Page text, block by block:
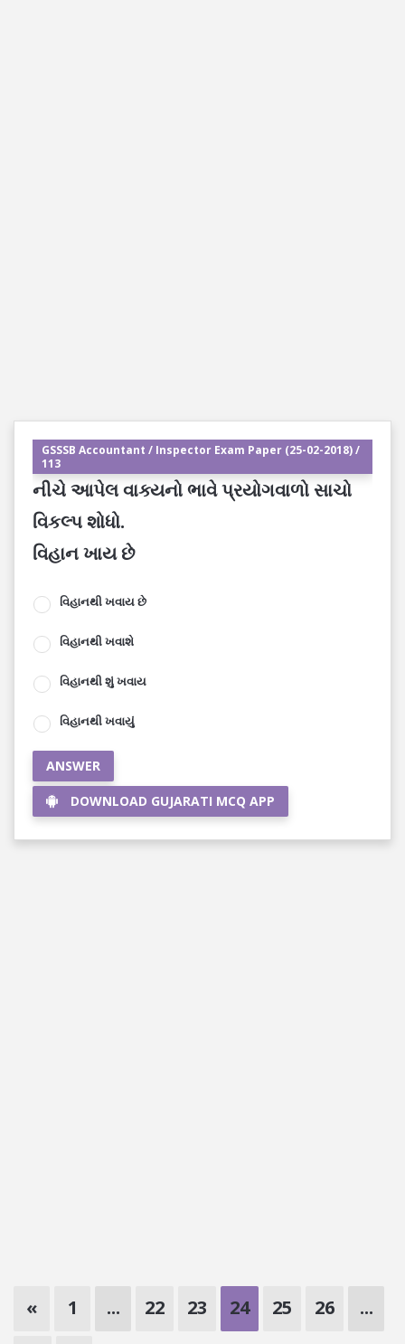
GSSSB Accountant / Inspector Exam Paper (25-02-2018) /
113
નીચે આપેલ વાક્યનો ભાવે પ્રયોગવાળો સાચો
વિકલ્પ શોધો.
વિહાન ખાય છે
વિહાનથી ખવાય છે
વિહાનથી ખવાશે
વિહાનથી શું ખવાય
વિહાનથી ખવાયું
ANSWER
DOWNLOAD GUJARATI MCQ APP
« 1 ... 22 23 24 25 26 ...